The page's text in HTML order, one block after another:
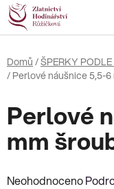
Přejít
na
obsah
Domů /ŠPERKY
/ Perlové náušnice 5,5-
Perlové
mm
Průměrné
Neohodnoceno